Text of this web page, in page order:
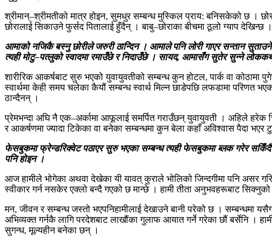
श्रीमान्–श्रीमतीको मात्र होइन, सुमधुर सम्बन्ध मुस्किल प्राय: बनिसकेको छ ।
छोरालाई सिकाउने फुर्सद पितालाई हुँदैन् । बाबु–छोराका बीचमा ठूलो ग्याप
आमाको नजिकै बस्नु छोरीले जरुरी ठान्दिन । आमाले पनि लोरी गाएर सन्तान
त्यही मोटु–पत्लुको स्वादमा रमाउँछे र निदाउँछे । सायद, आमासँग सुतेर सुन्ने
शारीरिक आकर्षबाट सुरु भएको युवायुवतीको सम्बन्ध कुन होटल, पार्क वा कोठामा
स्वार्थमा केही समय चलेका कैयौं सम्बन्ध स्वार्थ मिल्न छाडेपछि लफडामा परिणत
ठान्दैनन् ।
प्रेमभन्दा अघि नै एक–अर्कामा आफूलाई समर्पित गराउँछन् युवायुवती । अहिले
र आकर्षणमा ज्यादा टिकेका वा बनेका सम्बन्धमा कुन बेला कहाँ अविश्वास पैदा
फेसबुकमा फ्रेन्डरिक्वेट पठाएर सुरु भएका सम्बन्ध त्यही फेसबुकमा ब्लक गरेर
पनि होइन ।
आज हामीले भोगेका अथवा देखेका यी यावत् कुराले भोलिको जिन्दगीमा पनि असर
स्वीकार गर्न नसकेर एक्लो बन्दै गएको छ मान्छे । हामी तीता अनुभवहरूबाट
मन, जीवन र सम्बन्ध जस्तो भएपनिहामीलाई देखाउने बानी परेको छ । सम्बन्धमा
अभिव्यक्त गर्नकै लागि परदेशबाट लाखौंका गुलाफ आयात गर्ने गरेका छौं बर्सेनि ।
सुगन्ध, मूल्यहीन बनेका छन् ।